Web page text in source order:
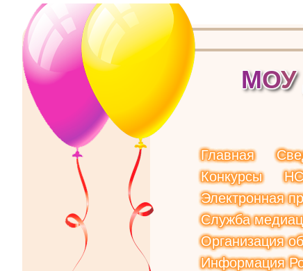
МОУ
Главная
Конкурсы
Электронная
Служба
Организация
Информация